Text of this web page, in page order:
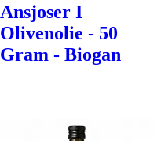
Ansjoser I
Olivenolie - 50
Gram - Biogan